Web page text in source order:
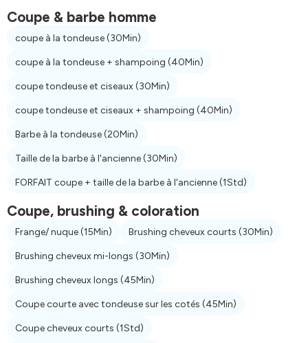
Coupe & barbe homme
coupe à la tondeuse(30Min)
coupe à la tondeuse + shampoing (40Min)
coupe tondeuse et ciseaux(30Min)
coupe tondeuse et ciseaux + shampoing (40Min)
Barbe à la tondeuse(20Min)
Taille de la barbe à l'ancienne(30Min)
FORFAIT coupe + taille de la barbe à l'ancienne(1Std)
Coupe, brushing & coloration
Frange/ nuque(15Min) Brushing cheveux courts (30Min)
Brushing cheveux mi-longs (30Min)
Brushing cheveux longs (45Min)
Coupe courte avec tondeuse sur les cotés (45Min)
Coupe cheveux courts (1Std)